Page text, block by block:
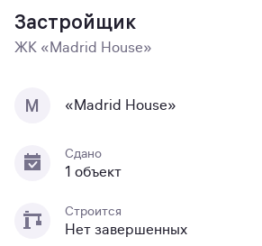
Застройщик
ЖК «Madrid House»
M «Madrid House»
Сдано
1 объект
Строится
Нет завершенных